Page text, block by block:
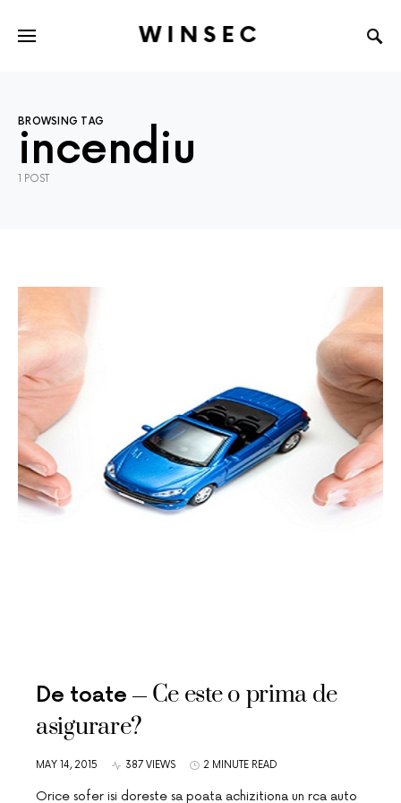
WINSEC
BROWSING TAG
incendiu
1 POST
De toate
Ce este o prima de
asigurare?
MAY 14, 2015 387 VIEWS 2 MINUTE READ
Orice sofer isi doreste sa poata achizitiona un rca auto